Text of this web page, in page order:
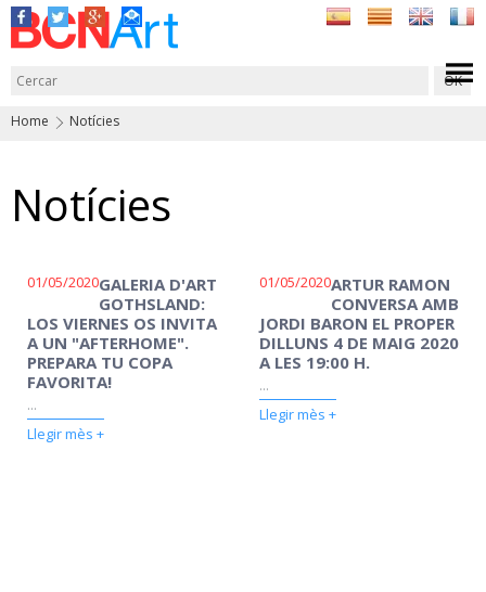
Home Notícies
Notícies
01/05/2020GALERIA D'ART
GOTHSLAND:
LOS VIERNES OS INVITA
A UN "AFTERHOME".
PREPARA TU COPA
FAVORITA!
...
Llegir mès +
01/05/2020ARTUR RAMON
CONVERSA AMB
JORDI BARON EL PROPER
DILLUNS 4 DE MAIG 2020
A LES 19:00 H.
...
Llegir mès +